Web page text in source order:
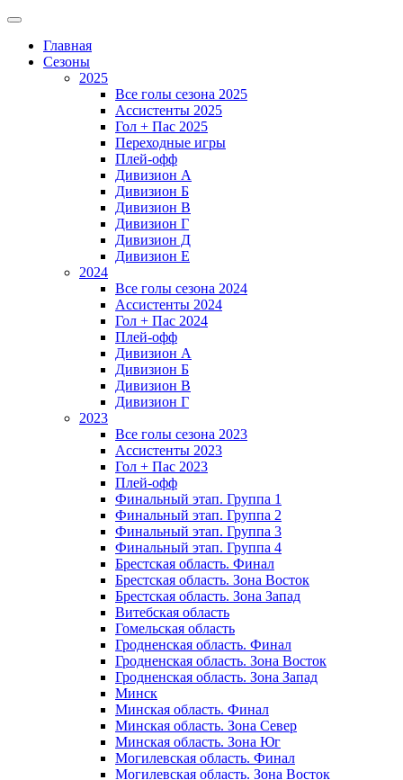
Главная
Сезоны
2025
Все голы сезона 2025
Ассистенты 2025
Гол + Пас 2025
Переходные игры
Плей-офф
Дивизион A
Дивизион Б
Дивизион В
Дивизион Г
Дивизион Д
Дивизион Е
2024
Все голы сезона 2024
Ассистенты 2024
Гол + Пас 2024
Плей-офф
Дивизион A
Дивизион Б
Дивизион В
Дивизион Г
2023
Все голы сезона 2023
Ассистенты 2023
Гол + Пас 2023
Плей-офф
Финальный этап. Группа 1
Финальный этап. Группа 2
Финальный этап. Группа 3
Финальный этап. Группа 4
Брестская область. Финал
Брестская область. Зона Восток
Брестская область. Зона Запад
Витебская область
Гомельская область
Гродненская область. Финал
Гродненская область. Зона Восток
Гродненская область. Зона Запад
Минск
Минская область. Финал
Минская область. Зона Север
Минская область. Зона Юг
Могилевская область. Финал
Могилевская область. Зона Восток